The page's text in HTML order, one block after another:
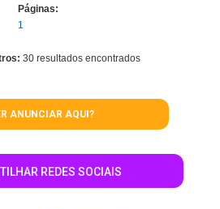
Páginas:
1
30 resultados encontrados
ANUNCIAR AQUI?
REDES SOCIAIS